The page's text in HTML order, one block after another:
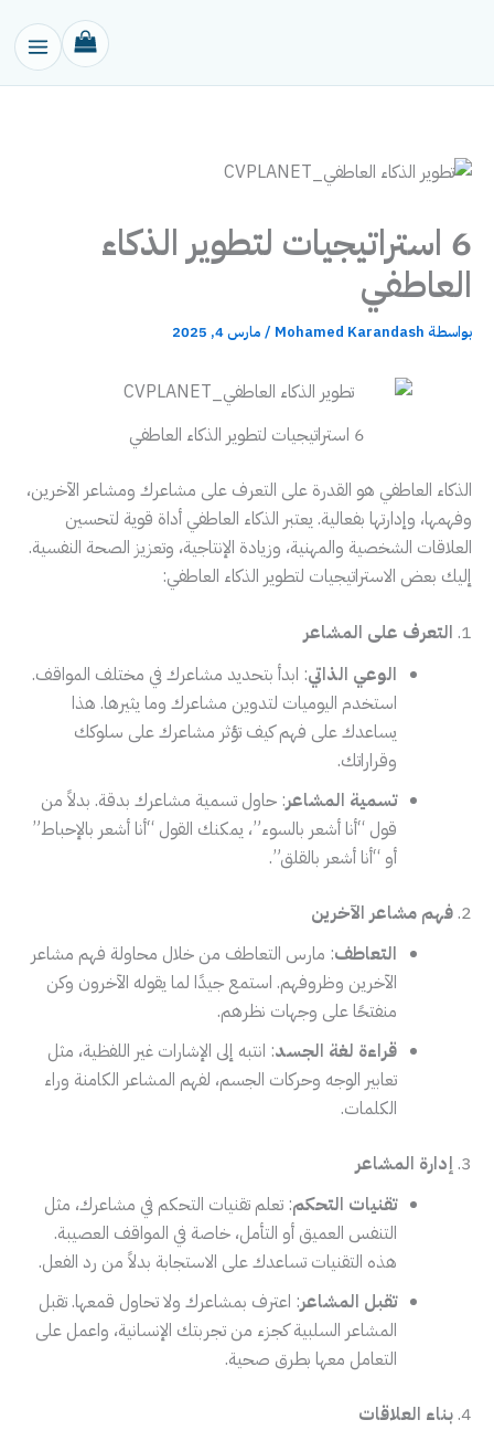
6 استراتيجيات لتطوير الذكاء
العاطفي
بواسطة Mohamed Karandash
/ مارس 4, 2025
6 استراتيجيات لتطوير الذكاء العاطفي
الذكاء العاطفي هو القدرة على التعرف على مشاعرك ومشاعر الآخرين،
وفهمها، وإدارتها بفعالية. يعتبر الذكاء العاطفي أداة قوية لتحسين
العلاقات الشخصية والمهنية، وزيادة الإنتاجية، وتعزيز الصحة النفسية.
إليك بعض الاستراتيجيات لتطوير الذكاء العاطفي:
1. التعرف على المشاعر
الوعي الذاتي: ابدأ بتحديد مشاعرك في مختلف المواقف.
استخدم اليوميات لتدوين مشاعرك وما يثيرها. هذا
يساعدك على فهم كيف تؤثر مشاعرك على سلوكك
وقراراتك.
تسمية المشاعر: حاول تسمية مشاعرك بدقة. بدلاً من
قول “أنا أشعر بالسوء”، يمكنك القول “أنا أشعر بالإحباط”
أو “أنا أشعر بالقلق”.
2. فهم مشاعر الآخرين
التعاطف: مارس التعاطف من خلال محاولة فهم مشاعر
الآخرين وظروفهم. استمع جيدًا لما يقوله الآخرون وكن
منفتحًا على وجهات نظرهم.
قراءة لغة الجسد: انتبه إلى الإشارات غير اللفظية، مثل
تعابير الوجه وحركات الجسم، لفهم المشاعر الكامنة وراء
الكلمات.
3. إدارة المشاعر
تقنيات التحكم: تعلم تقنيات التحكم في مشاعرك، مثل
التنفس العميق أو التأمل، خاصة في المواقف العصيبة.
هذه التقنيات تساعدك على الاستجابة بدلاً من رد الفعل.
تقبل المشاعر: اعترف بمشاعرك ولا تحاول قمعها. تقبل
المشاعر السلبية كجزء من تجربتك الإنسانية، واعمل على
التعامل معها بطرق صحية.
4. بناء العلاقات